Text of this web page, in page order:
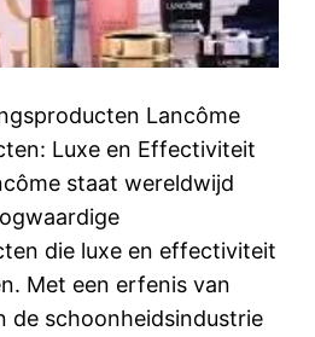
Lancôme
Luxe en Effectiviteit
staat wereldwijd
die luxe en effectiviteit
Met een erfenis van
de schoonheidsindustrie